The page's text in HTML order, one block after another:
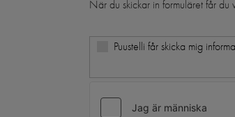
När du skickar in formuläret får du
Puustelli får skicka mig